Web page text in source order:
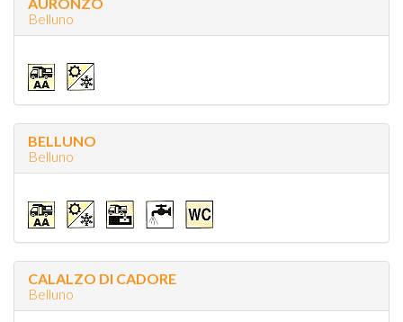
Belluno
BELLUNO
Belluno
CALALZO DI CADORE
Belluno